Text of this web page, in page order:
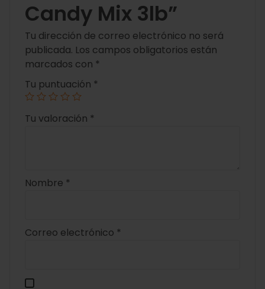
Candy Mix 3lb”
Tu dirección de correo electrónico no será
publicada. Los campos obligatorios están
marcados con *
Tu puntuación *
Tu valoración *
Nombre *
Correo electrónico *